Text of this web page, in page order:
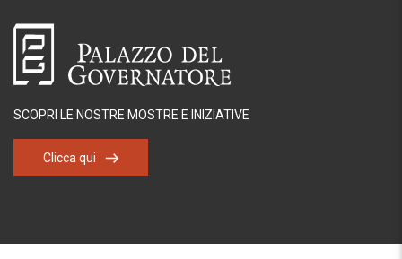
SCOPRI LE NOSTRE MOSTRE E INIZIATIVE
Clicca qui